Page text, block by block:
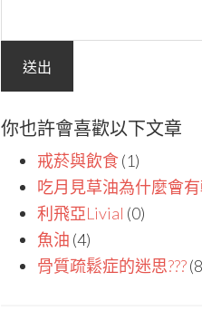
你也許會喜歡以下文章
戒菸與飲食(1)
吃月見草油為什麼會
利飛亞Livial (0)
魚油 (4)
骨質疏鬆症的迷思???